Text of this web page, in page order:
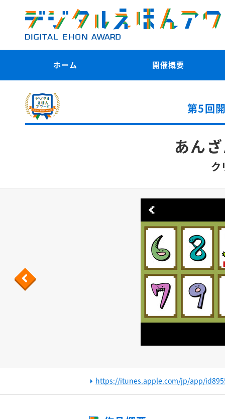
ホーム 開催概要
第5回
あん
ク
Previous
https://itunes.apple.com/jp/app/